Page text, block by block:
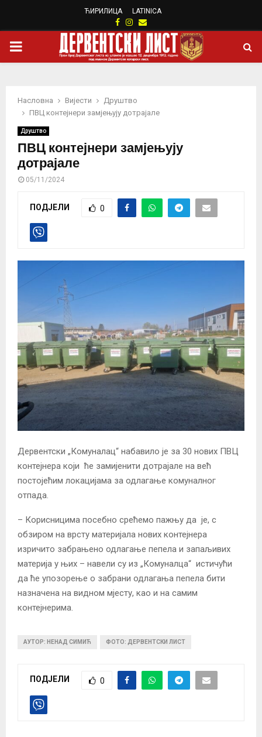
ЋИРИЛИЦА LATINICA
Facebook
Instagram
Email
PRIMARY
Насловна Вијести
Друштво
ПВЦ контејнери замјењују дотрајале
Друштво
ПВЦ контејнери замјењују
дотрајале
05/11/2024
ПОДЈЕЛИ 0
Дервентски „Комуналац“ набавило је за 30 нових ПВЦ
контејнера који ће замијенити дотрајале на већ
постојећим локацијама за одлагање комуналног
отпада.
– Корисницима посебно срећемо пажњу да је, с
обзиром на врсту материјала нових контејнера
изричито забрањено одлагање пепела и запаљивих
материја у њих – навели су из „Комуналца“ истичући
да ће упозорење о забрани одлагања пепела бити
назначена на видном мјесту, као и на самим
контејнерима.
АУТОР: НЕНАД СИМИЋ ФОТО: ДЕРВЕНТСКИ ЛИСТ
ПОДЈЕЛИ 0